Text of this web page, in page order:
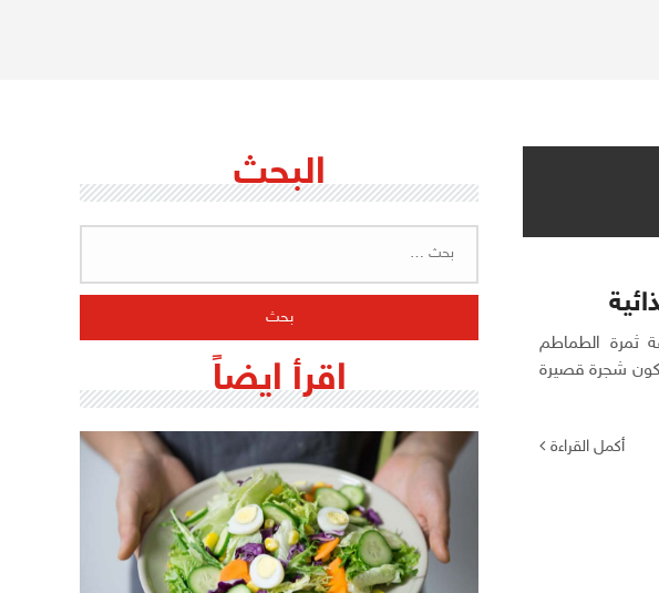
ثمرة الطماطم
شجرة قصيرة
أكمل القراءة
البحث
اقرأ ايضاً